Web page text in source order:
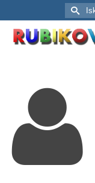
Search
for: